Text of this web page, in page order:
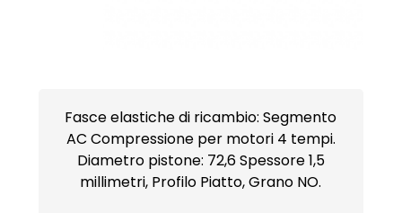
Fasce elastiche di ricambio: Segmento
AC Compressione per motori 4 tempi.
Diametro pistone: 72,6 Spessore 1,5
millimetri, Profilo Piatto, Grano NO.